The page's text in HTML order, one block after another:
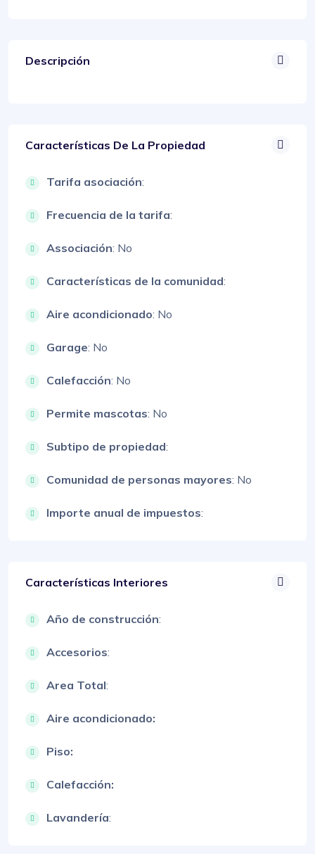
Descripción
Características De La Propiedad
Tarifa asociación:
Frecuencia de la tarifa:
Associación: No
Características de la comunidad:
Aire acondicionado: No
Garage: No
Calefacción: No
Permite mascotas: No
Subtipo de propiedad:
Comunidad de personas mayores: No
Importe anual de impuestos:
Características Interiores
Año de construcción:
Accesorios:
Area Total:
Aire acondicionado:
Piso:
Calefacción:
Lavandería: